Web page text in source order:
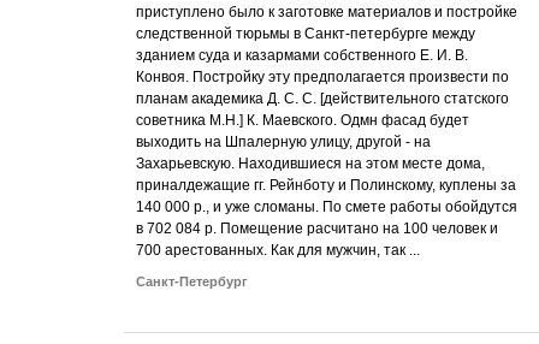
приступлено было к заготовке материалов и постройке
следственной тюрьмы в Санкт-петербурге между
зданием суда и казармами собственного Е. И. В.
Конвоя. Постройку эту предполагается произвести по
планам академика Д. С. С. [действительного статского
советника М.Н.] К. Маевского. Одмн фасад будет
выходить на Шпалерную улицу, другой - на
Захарьевскую. Находившиеся на этом месте дома,
приналдежащие гг. Рейнботу и Полинскому, куплены за
140 000 р., и уже сломаны. По смете работы обойдутся
в 702 084 р. Помещение расчитано на 100 человек и
700 арестованных. Как для мужчин, так ...
Санкт-Петербург